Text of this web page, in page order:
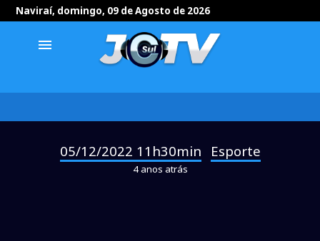
Naviraí, domingo, 09 de Agosto de 2026
menu
05/12/2022 11h30min Esporte
4 anos atrás